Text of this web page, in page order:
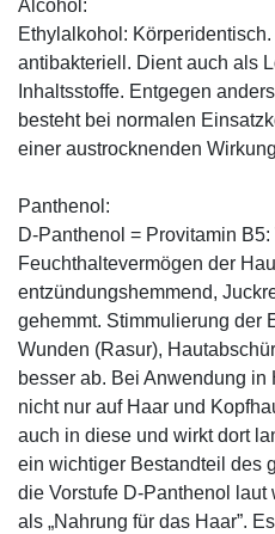
Alcohol:
Ethylalkohol:
antibakteriell. Dient auch als
Inhaltsstoffe. Entgegen
besteht bei normalen
einer austrocknenden
Panthenol:
D-Panthenol = Provitamin
Feuchthaltevermögen der
entzündungshemmend,
gehemmt. Stimmulierung der
Wunden (Rasur),
besser ab. Bei Anwendung
nicht nur auf Haar und
auch in diese und wirkt dort
ein wichtiger Bestandteil des
die Vorstufe D-Panthenol
als „Nahrung für das Haar”.